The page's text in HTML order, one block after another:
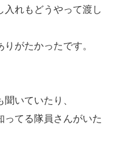
れもどうやって渡し
がたかったです。
いていたり、
てる隊員さんがいた